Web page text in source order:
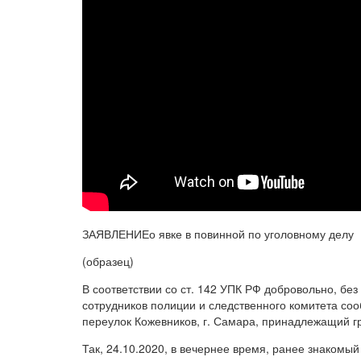
ЗАЯВЛЕНИЕо явке в повинной по уголовному делу
(образец)
В соответствии со ст. 142 УПК РФ добровольно,
сотрудников полиции и следственного комитета
переулок Кожевников, г. Самара, принадлежащий
Так, 24.10.2020, в вечернее время, ранее